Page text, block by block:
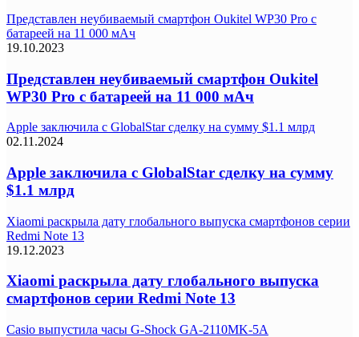
Представлен неубиваемый смартфон Oukitel WP30 Pro с
батареей на 11 000 мАч
19.10.2023
Представлен неубиваемый смартфон Oukitel
WP30 Pro с батареей на 11 000 мАч
Apple заключила с GlobalStar сделку на сумму $1.1 млрд
02.11.2024
Apple заключила с GlobalStar сделку на сумму
$1.1 млрд
Xiaomi раскрыла дату глобального выпуска смартфонов серии
Redmi Note 13
19.12.2023
Xiaomi раскрыла дату глобального выпуска
смартфонов серии Redmi Note 13
Casio выпустила часы G-Shock GA-2110MK-5A